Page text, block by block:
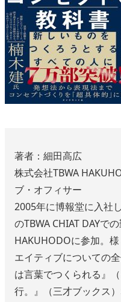
著者：細田高広
株式会社TBWA
ブ・オフィサー
2005年に博報堂に入社
のTBWA CHIAT DAYで
HAKUHODOに参加。
エイティブについての
は言葉でつくられる』
行。』（三才ブックス）